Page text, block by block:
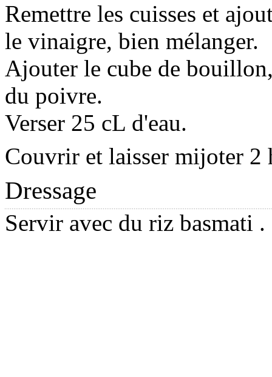
Remettre les cuisses et
le vinaigre, bien mélanger.
Ajouter le cube de
du poivre.
Verser 25 cL d'eau.
Couvrir et laisser mijoter 2
Dressage
Servir avec du riz basmati .